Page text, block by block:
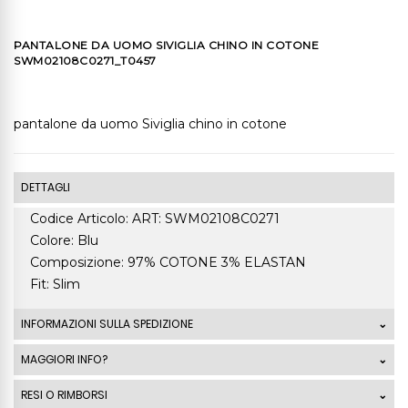
PANTALONE DA UOMO SIVIGLIA CHINO IN COTONE
SWM02108C0271_T0457
pantalone da uomo Siviglia chino in cotone
DETTAGLI
Codice Articolo: ART: SWM02108C0271
Colore: Blu
Composizione: 97% COTONE 3% ELASTAN
Fit: Slim
INFORMAZIONI SULLA SPEDIZIONE
Le spedizioni standard Italia di ordini che superano
99,00 Euro sono GRATUITE. La spedizione standard
costa 7,50 Euro mentre la spedizione express costa
MAGGIORI INFO?
RESI O RIMBORSI